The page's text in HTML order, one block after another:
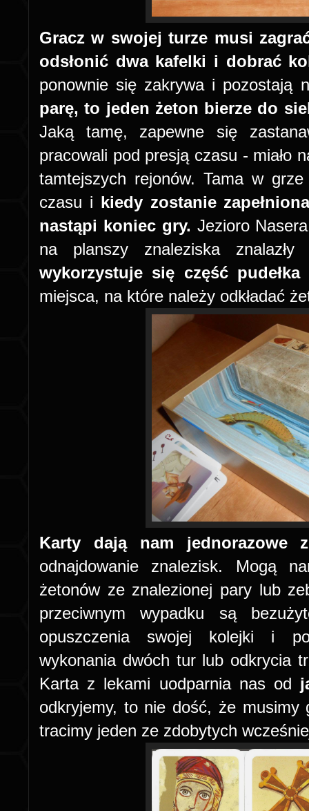
Gracz w swojej turze musi
odsłonić dwa kafelki i dobrać
ponownie się zakrywa i pozostają
parę, to jeden żeton bierze do
Jaką tamę, zapewne się
pracowali pod presją czasu - miało
tamtejszych rejonów. Tama w grze
czasu i kiedy zostanie
nastąpi koniec gry. Jezioro
na planszy znaleziska
wykorzystuje się część
miejsca, na które należy odkładać
Karty dają nam jednorazowe
odnajdowanie znalezisk. Mogą
żetonów ze znalezionej pary lub
przeciwnym wypadku są
opuszczenia swojej kolejki i
wykonania dwóch tur lub odkrycia
Karta z lekami uodparnia nas od
odkryjemy, to nie dość, że musimy
tracimy jeden ze zdobytych